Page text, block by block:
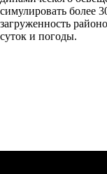
симулировать более
загруженность
суток и погоды.